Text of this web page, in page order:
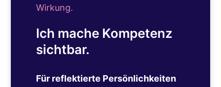
Wirkung.
Ich mache Kompetenz
sichtbar.
Für reflektierte Persönlichkeiten